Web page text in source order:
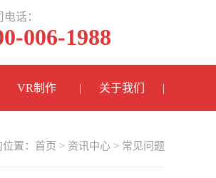
电话：
006-1988
VR制作 关于我们
置： 首页 > 资讯中心 > 常见问题